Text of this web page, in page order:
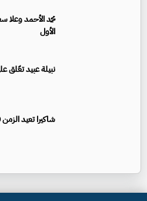
محمد الأحمد
الأول
نبيلة عبيد تعّلق
شاكيرا تعيد الزمن 30 عاماً بصورة حيّرت الجمهور